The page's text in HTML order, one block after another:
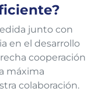
junto con
en el desarrollo
cooperación
máxima
colaboración.